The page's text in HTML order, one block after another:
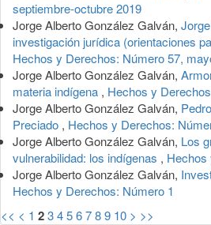
septiembre-octubre 2019
Jorge Alberto González Galván,
investigación jurídica (orientaciones
Hechos y Derechos: Número 57,
Jorge Alberto González Galván,
materia indígena , Hechos y
Jorge Alberto González Galván,
Preciado , Hechos y Derechos:
Jorge Alberto González Galván, Los
vulnerabilidad: los indígenas , Hechos
Jorge Alberto González Galván,
Hechos y Derechos: Número 1
<< < 1 23456789 10 > >>